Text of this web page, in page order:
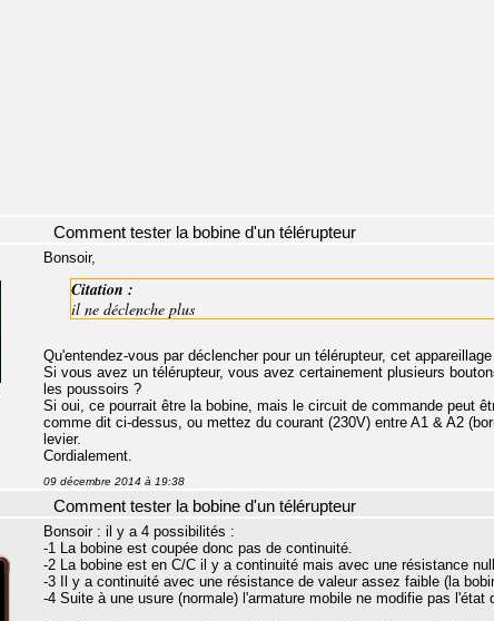
Comment tester la bobine d'un télérupteur
Bonsoir,
Citation :
il ne déclenche plus
Qu'entendez-vous par déclencher pour un télérupteur, cet
Si vous avez un télérupteur, vous avez certainement plusieurs
les poussoirs ?
Si oui, ce pourrait être la bobine, mais le circuit de commande peut
comme dit ci-dessus, ou mettez du courant (230V) entre A1 & A2
levier.
Cordialement.
09 décembre 2014 à 19:38
Comment tester la bobine d'un télérupteur
Bonsoir : il y a 4 possibilités :
-1 La bobine est coupée donc pas de continuité.
-2 La bobine est en C/C il y a continuité mais avec une résistance
-3 Il y a continuité avec une résistance de valeur assez faible (la
-4 Suite à une usure (normale) l'armature mobile ne modifie pas l'état